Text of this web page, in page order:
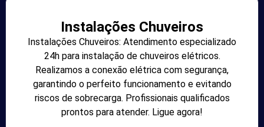
Instalações Chuveiros
Instalações Chuveiros: Atendimento especializado
24h para instalação de chuveiros elétricos.
Realizamos a conexão elétrica com segurança,
garantindo o perfeito funcionamento e evitando
riscos de sobrecarga. Profissionais qualificados
prontos para atender. Ligue agora!